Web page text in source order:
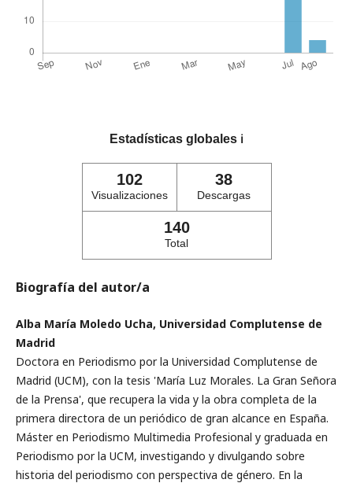
Estadísticas globales ℹ️
102
Visualizaciones
38
Descargas
140
Total
Biografía del autor/a
Alba María Moledo Ucha, Universidad Complutense de
Madrid
Doctora en Periodismo por la Universidad Complutense de
Madrid (UCM), con la tesis 'María Luz Morales. La Gran Señora
de la Prensa', que recupera la vida y la obra completa de la
primera directora de un periódico de gran alcance en España.
Máster en Periodismo Multimedia Profesional y graduada en
Periodismo por la UCM, investigando y divulgando sobre
historia del periodismo con perspectiva de género. En la